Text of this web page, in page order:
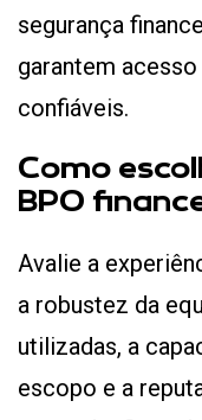
segurança
garantem
confiáveis.
Como
BPO
Avalie a
a robustez da
utilizadas, a
escopo e a